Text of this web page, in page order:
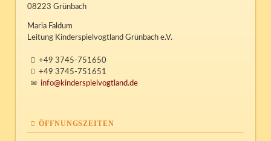
08223 Grünbach
Maria Faldum
Leitung Kinderspielvogtland Grünbach e.V.
+49 3745-751650
+49 3745-751651
info@kinderspielvogtland.de
ÖFFNUNGSZEITEN